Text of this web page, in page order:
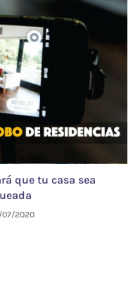
que tu casa sea
2020